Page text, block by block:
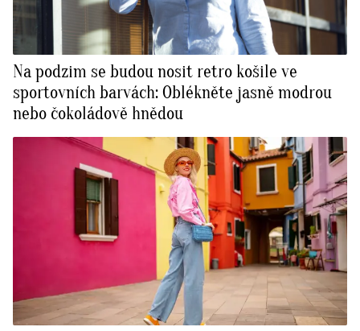
Na podzim se budou nosit retro košile ve
sportovních barvách: Oblékněte jasně modrou
nebo čokoládově hnědou